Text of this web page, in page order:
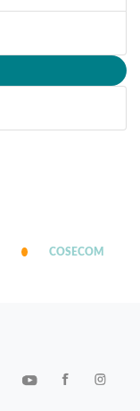
COSECOM